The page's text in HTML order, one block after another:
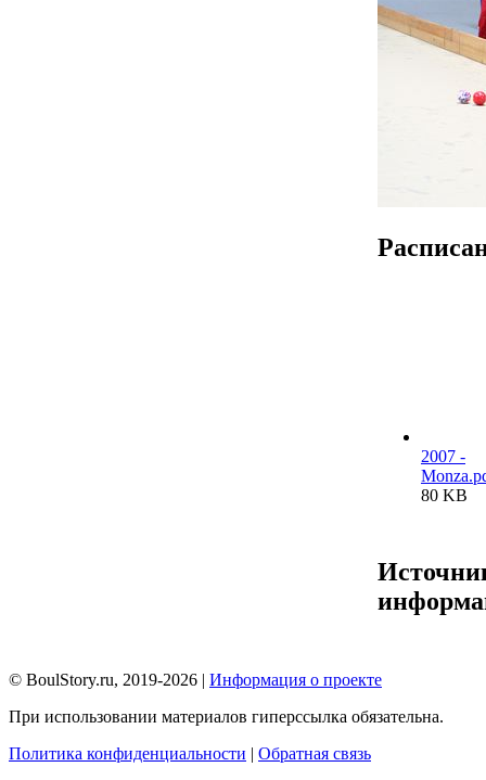
2007 -
80 KB
© BoulStory.ru, 2019-2026 | Информация о проекте
При использовании материалов гиперссылка обязательна.
Политика конфиденциальности | Обратная связь